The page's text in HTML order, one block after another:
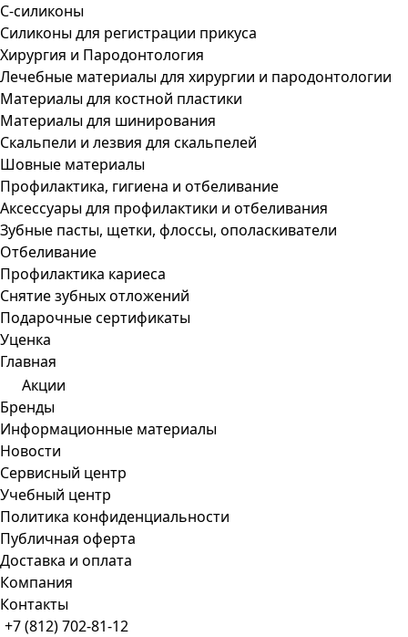
С-силиконы
Силиконы для регистрации прикуса
Хирургия и Пародонтология
Лечебные материалы для хирургии и пародонтологии
Материалы для костной пластики
Материалы для шинирования
Скальпели и лезвия для скальпелей
Шовные материалы
Профилактика, гигиена и отбеливание
Аксессуары для профилактики и отбеливания
Зубные пасты, щетки, флоссы, ополаскиватели
Отбеливание
Профилактика кариеса
Снятие зубных отложений
Подарочные сертификаты
Уценка
Главная
Акции
Бренды
Информационные материалы
Новости
Сервисный центр
Учебный центр
Политика конфиденциальности
Публичная оферта
Доставка и оплата
Компания
Контакты
+7 (812) 702-81-12